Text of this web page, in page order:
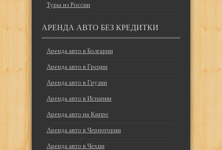
Туры из России
АРЕНДА АВТО БЕЗ КРЕДИТКИ
Аренда авто в Болгарии
Аренда авто в Греции
Аренда авто в Грузии
Аренда авто в Испании
Аренда авто на Кипре
Аренда авто в Черногории
Аренда авто в Чехии